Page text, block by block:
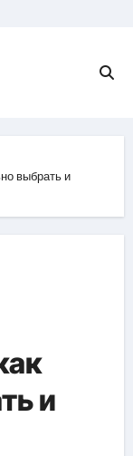
выбрать и
и